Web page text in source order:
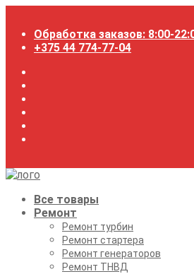
содержимому
Обработка заказов: 8:00-
+375 44 774-77-04
Все товары
Ремонт
Ремонт турбин
Ремонт стартера
Ремонт генераторов
Ремонт ТНВД